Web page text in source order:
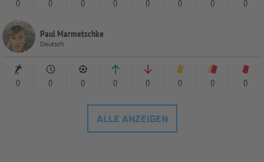
0 0 0 0 0 0 0 0
Paul Marmetschke
Deutsch
0 0 0 0 0 0 0 0
ALLE ANZEIGEN